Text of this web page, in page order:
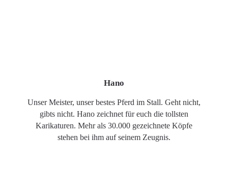
Hano
Unser Meister, unser bestes Pferd im Stall. Geht nicht,
gibts nicht. Hano zeichnet für euch die tollsten
Karikaturen. Mehr als 30.000 gezeichnete Köpfe
stehen bei ihm auf seinem Zeugnis.